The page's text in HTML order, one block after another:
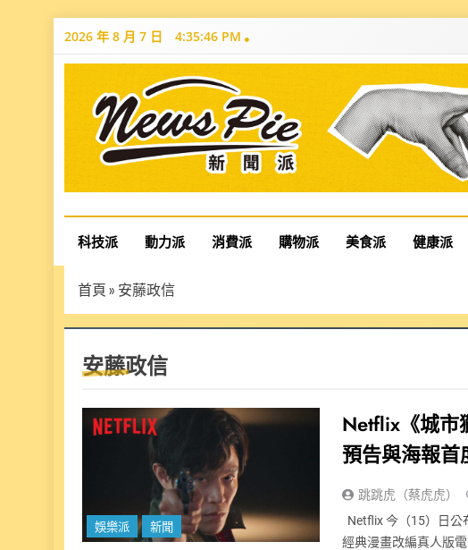
Skip
2026 年 8 月 7 日 4:35:47 PM
News Pie
最有料的新聞
科技派 動力派 消費派 購物派 美食派 健康派
首頁 » 安藤政信
安藤政信
娛樂派 新聞
Netflix《城
預告與海報首
跳跳虎（蔡虎虎）
Netflix 今（15）日公
經典漫畫改編真人版